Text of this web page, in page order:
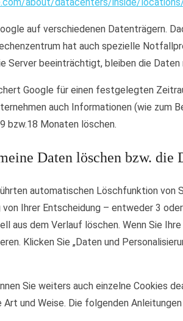
about/datacenters/inside/
auf verschiedenen Datenträgern.
hat auch spezielle
Server beeinträchtigt, bleiben die
Google für einen festgelegten
auch Informationen (wie zum
bzw.18 Monaten löschen.
Daten löschen bzw. die
automatischen Löschfunktion
Ihrer Entscheidung – entweder 3
aus dem Verlauf löschen. Wenn Sie
Klicken Sie „Daten und
Sie weiters auch einzelne Cookies
und Weise. Die folgenden